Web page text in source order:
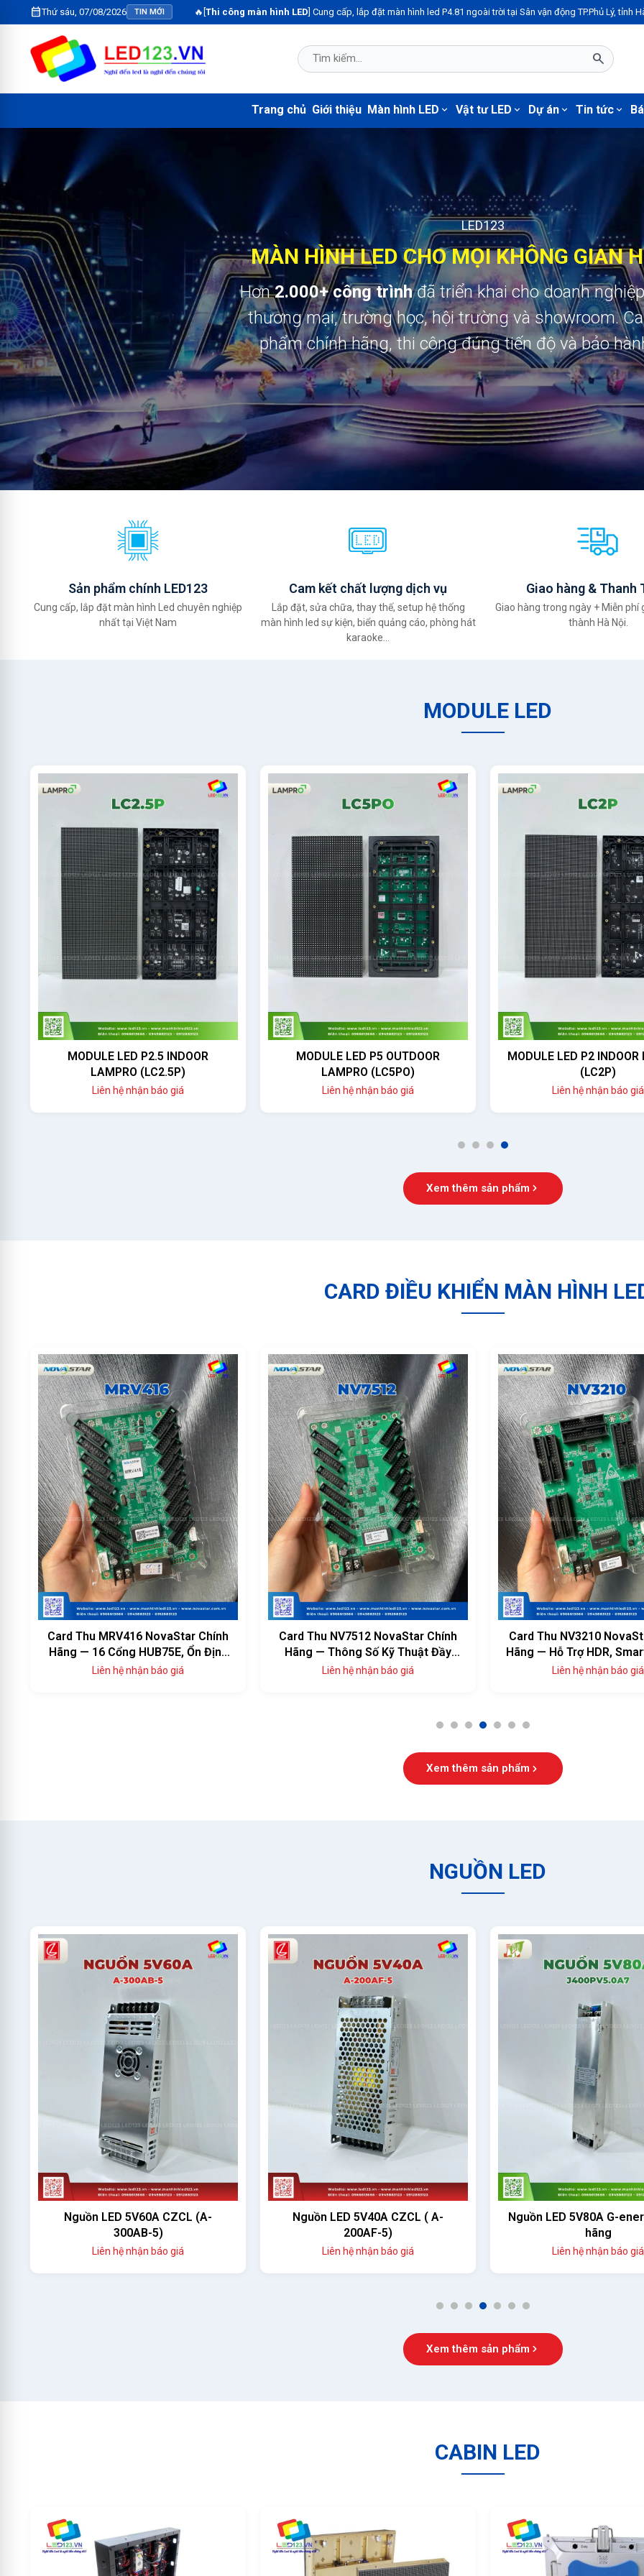
calendar_monthThứ sáu, 07/08/2026 TIN MỚI
🔥[Thi công màn hình LED ] Cung cấp, lắp đặt màn hình led P4.81 ngoài trời tại Sân vận động TP.Phủ Lý, tỉnh Hà Nam cho VNPT Hà
search
Trang chủ Giới thiệu Màn hình LED expand_more Vật tư LED expand_more Dự ánexpand_more Tin tứcexpand_more
LED123
MÀN HÌNH LED CHO MỌI KHÔNG GIAN
Hơn2.000+ công trìnhđã triển khai cho doanh
thương mại, trường học, hội trường và showroom.
phẩm chính hãng, thi công đúng tiến độ và bảo
TÌM HIỂU THÊM
Sản phẩm chính LED123
Cung cấp, lắp đặt màn hình Led chuyên nghiệp
nhất tại Việt Nam
Cam kết chất lượng dịch vụ
Lắp đặt, sửa chữa, thay thế, setup hệ thống
màn hình led sự kiện, biển quảng cáo, phòng hát
karaoke...
Giao hàng & Thanh
Giao hàng trong ngày + Miễn phí
thành Hà Nội.
MODULE LED
MODULE LED P5 OUTDOOR
LAMPRO (LC5PO)
Liên hệ nhận báo giá
MODULE LED P2 INDOOR LAMPRO
(LC2P)
Liên hệ nhận báo giá
MODULE LED P1.53
LAMPRO
Liên hệ nhận báo giá
1 2 3 4
Xem thêm sản phẩm
CARD ĐIỀU KHIỂN MÀN HÌNH
Card Thu NV7512 NovaStar Chính
Hãng — Thông Số Kỹ Thuật Đầy
Đủ, Giá Tốt
Liên hệ nhận báo giá
Card Thu NV3210 NovaStar Chính
Hãng — Hỗ Trợ HDR, Smart Module
Liên hệ nhận báo giá
Card Thu NV7508
Hãng — Thông Số Kỹ
Đủ, Giá Tốt
Liên hệ nhận báo giá
1 2 3 4 5 6 7
Xem thêm sản phẩm
NGUỒN LED
Nguồn LED 5V40A CZCL ( A-
200AF-5)
Liên hệ nhận báo giá
Nguồn LED 5V80A G-energy chính
hãng
Liên hệ nhận báo giá
Nguồn LED 5V60A G-
hãng
Liên hệ nhận báo giá
1 2 3 4 5 6 7
Xem thêm sản phẩm
CABIN LED